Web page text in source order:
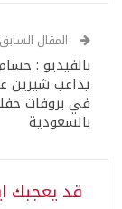
المقال السابق
بالفيديو :
يداعب شيرين
في بروفات
بالسعودية
قد يعجبك